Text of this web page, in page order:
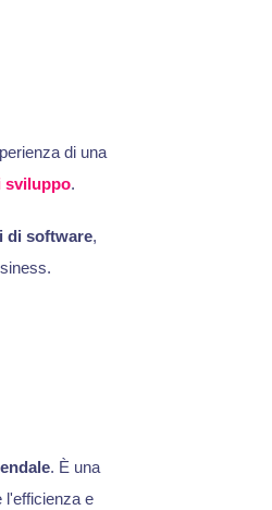
di una
sviluppo.
di software,
. È una
l'efficienza e